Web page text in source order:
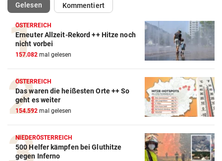
Gelesen(ausgewählt)Kommentiert
ÖSTERREICH
Erneuter Allzeit-Rekord ++ Hitze noch
nicht vorbei
157.082 mal gelesen
ÖSTERREICH
Das waren die heißesten Orte ++ So
geht es weiter
154.592 mal gelesen
NIEDERÖSTERREICH
500 Helfer kämpfen bei Gluthitze
gegen Inferno